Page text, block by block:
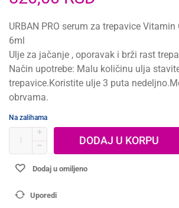
URBAN PRO serum za trepavice Vitamin
6ml
Ulje za jačanje , oporavak i brži rast
Način upotrebe: Malu količinu ulja
trepavice.Koristite ulje 3 puta
obrvama.
Na zalihama
DODAJ U KORPU
Dodaj u omiljeno
Uporedi